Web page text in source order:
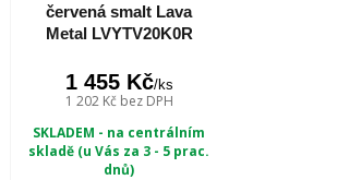
červená smalt Lava
Metal LVYTV20K0R
1 455 Kč/ks
1 202 Kč bez DPH
SKLADEM - na centrálním
skladě (u Vás za 3 - 5 prac.
dnů)